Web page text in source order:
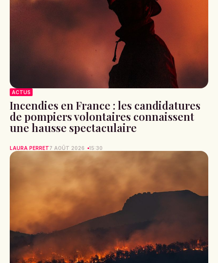
ACTUS
Incendies en France : les candidatures
de pompiers volontaires connaissent
une hausse spectaculaire
LAURA PERRET7 AOÛT 2026 15:30